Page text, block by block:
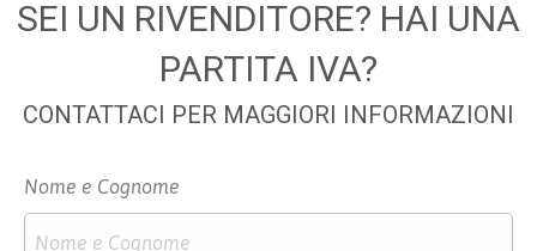
SEI UN RIVENDITORE? HAI UNA
PARTITA IVA?
CONTATTACI PER MAGGIORI INFORMAZIONI
Nome e Cognome